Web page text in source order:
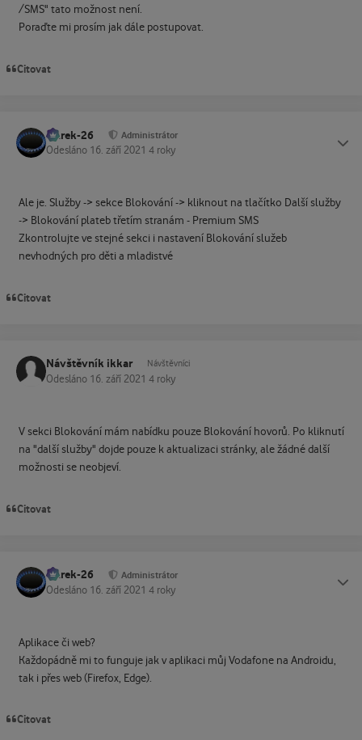
/SMS" tato možnost není.
Poraďte mi prosím jak dále postupovat.
Citovat
Marek-26 Administrátor
Odesláno 16. září 2021 4 roky
Ale je. Služby -> sekce Blokování -> kliknout na tlačítko Další služby
-> Blokování plateb třetím stranám - Premium SMS
Zkontrolujte ve stejné sekci i nastavení Blokování služeb
nevhodných pro děti a mladistvé
Citovat
Návštěvník ikkar Návštěvníci
Odesláno 16. září 2021 4 roky
V sekci Blokování mám nabídku pouze Blokování hovorů. Po kliknutí
na "další služby" dojde pouze k aktualizaci stránky, ale žádné další
možnosti se neobjeví.
Citovat
Marek-26 Administrátor
Odesláno 16. září 2021 4 roky
Aplikace či web?
Každopádně mi to funguje jak v aplikaci můj Vodafone na Androidu,
tak i přes web (Firefox, Edge).
Citovat